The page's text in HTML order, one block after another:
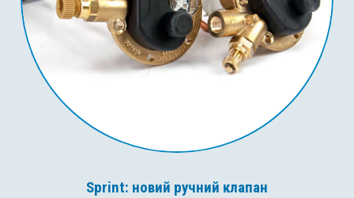
Sprint: новий ручний клапан